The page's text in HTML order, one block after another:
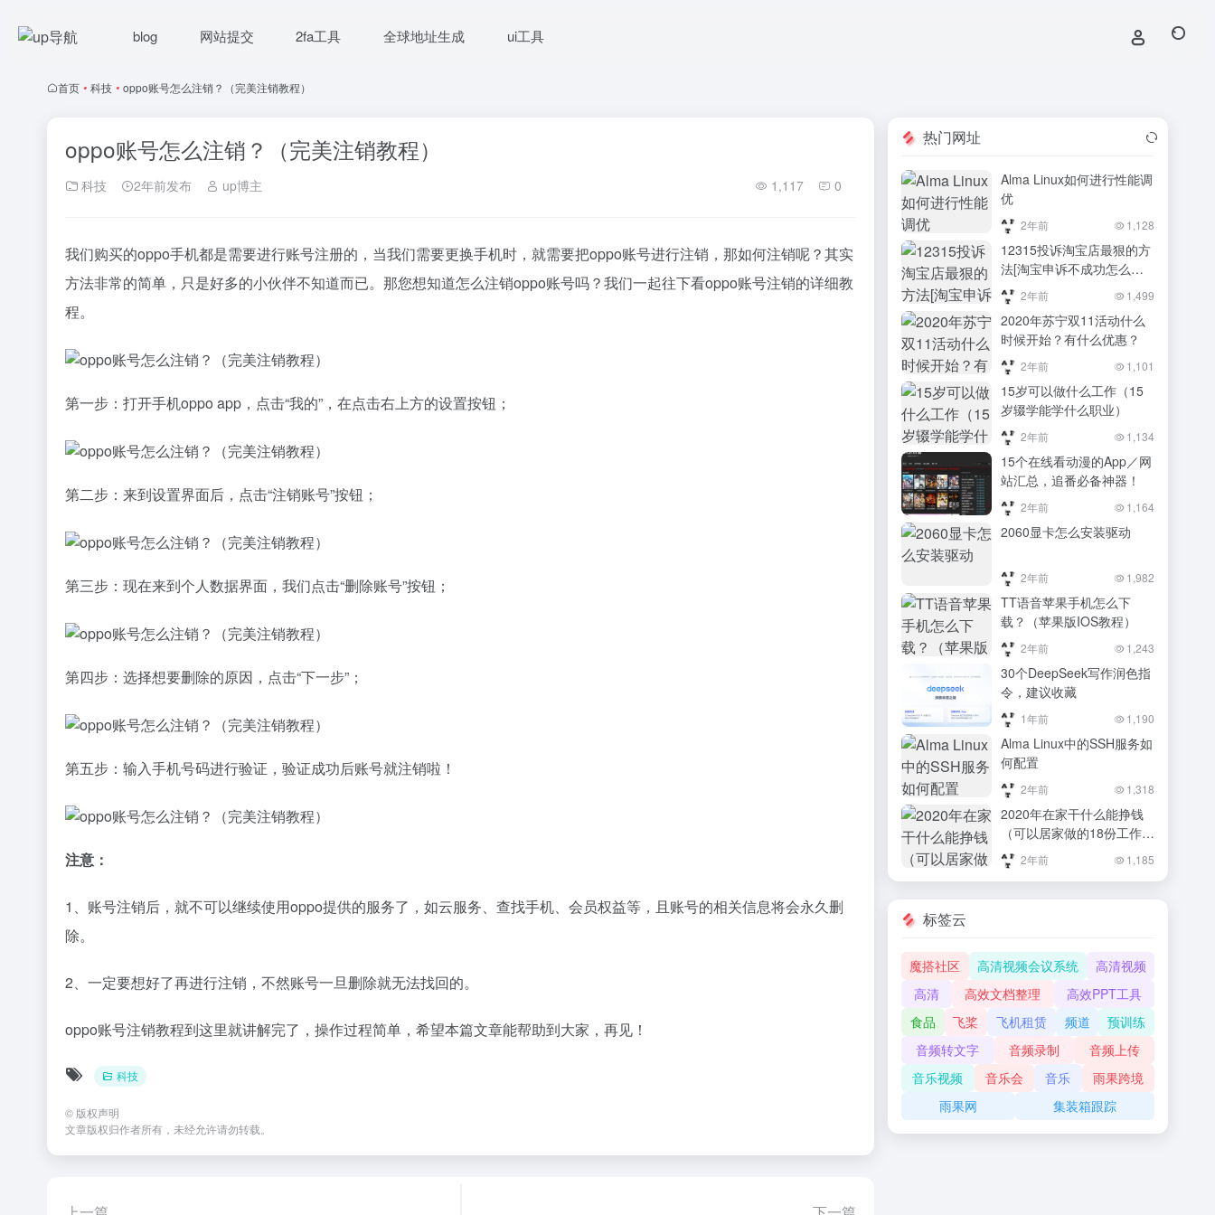
blog 网站提交 2fa工具 全球地址生成 ui工具
首页 • 科技 • oppo账号怎么注销？（完美注销教程）
oppo账号怎么注销？（完美注销教程）
科技 2年前发布 up博主 1,117 0
我们购买的oppo手机都是需要进行账号注册的，当我们需要更换手机时，就需要把oppo账号进行注销，那如何注销呢？其实
方法非常的简单，只是好多的小伙伴不知道而已。那您想知道怎么注销oppo账号吗？我们一起往下看oppo账号注销的详细教
程。
第一步：打开手机oppo app，点击“我的”，在点击右上方的设置按钮；
第二步：来到设置界面后，点击“注销账号”按钮；
第三步：现在来到个人数据界面，我们点击“删除账号”按钮；
第四步：选择想要删除的原因，点击“下一步”；
第五步：输入手机号码进行验证，验证成功后账号就注销啦！
注意：
1、账号注销后，就不可以继续使用oppo提供的服务了，如云服务、查找手机、会员权益等，且账号的相关信息将会永久删
除。
2、一定要想好了再进行注销，不然账号一旦删除就无法找回的。
oppo账号注销教程到这里就讲解完了，操作过程简单，希望本篇文章能帮助到大家，再见！
科技
© 版权声明
文章版权归作者所有，未经允许请勿转载。
热门网址
Alma Linux如何进行性能调
优
2年前 1,128
12315投诉淘宝店最狠的方
法[淘宝申诉不成功怎么解
决] 2年前 1,499
2020年苏宁双11活动什么
时候开始？有什么优惠？
2年前 1,101
15岁可以做什么工作（15
岁辍学能学什么职业）
2年前 1,134
15个在线看动漫的App／网
站汇总，追番必备神器！
2年前 1,164
2060显卡怎么安装驱动
2年前 1,982
TT语音苹果手机怎么下
载？（苹果版IOS教程）
2年前 1,243
30个DeepSeek写作润色指
令，建议收藏
1年前 1,190
Alma Linux中的SSH服务如
何配置
2年前 1,318
2020年在家干什么能挣钱
（可以居家做的18份工作解
析）2年前 1,185
标签云
魔搭社区 高清视频会议系统
高清视频
高清
高效文档整理
高效PPT工具
食品
飞桨 飞机租赁 频道
预训练
音频转文字
音频录制
音频上传
音乐视频
音乐会 音乐
雨果跨境
雨果网
集装箱跟踪